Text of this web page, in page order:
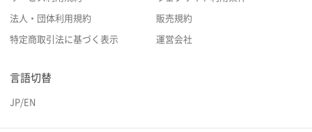
法人・団体利用規約 販売規約
特定商取引法に基づく表示 運営会社
言語切替
JP/EN